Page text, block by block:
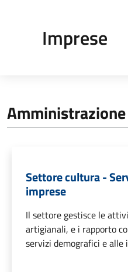
Imprese
Settore cultura -
imprese
Il settore gestisce le
artigianali, e i rapporto
servizi demografici e alle